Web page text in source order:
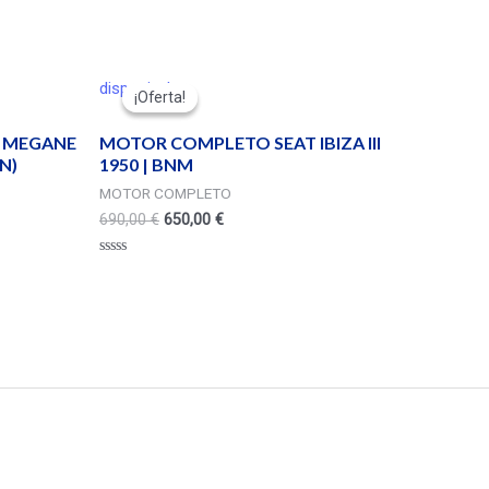
¡Oferta!
disponivel
¡Oferta!
MOTOR COMPLETO SEAT IBIZA III
1950 | BNM
MOTOR COMPLETO
690,00€ 650,00 €